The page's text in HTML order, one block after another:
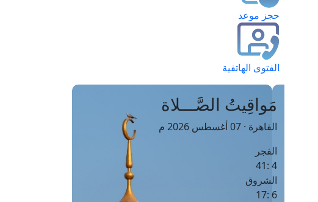
حجز موعد
الفتوى الهاتفية
مَواقِيتُ الصَّـــلاة
القاهرة · 07 أغسطس 2026 م
الفجر
4 :41
الشروق
6 :17